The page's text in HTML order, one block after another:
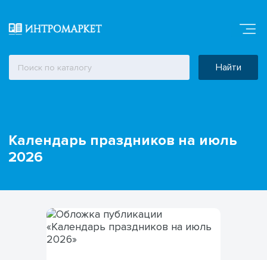
Найти
Календарь праздников на июль
2026